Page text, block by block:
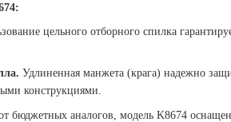
цельного отборного спилка
Удлиненная манжета (крага) надежно
конструкциями.
бюджетных аналогов, модель K8674